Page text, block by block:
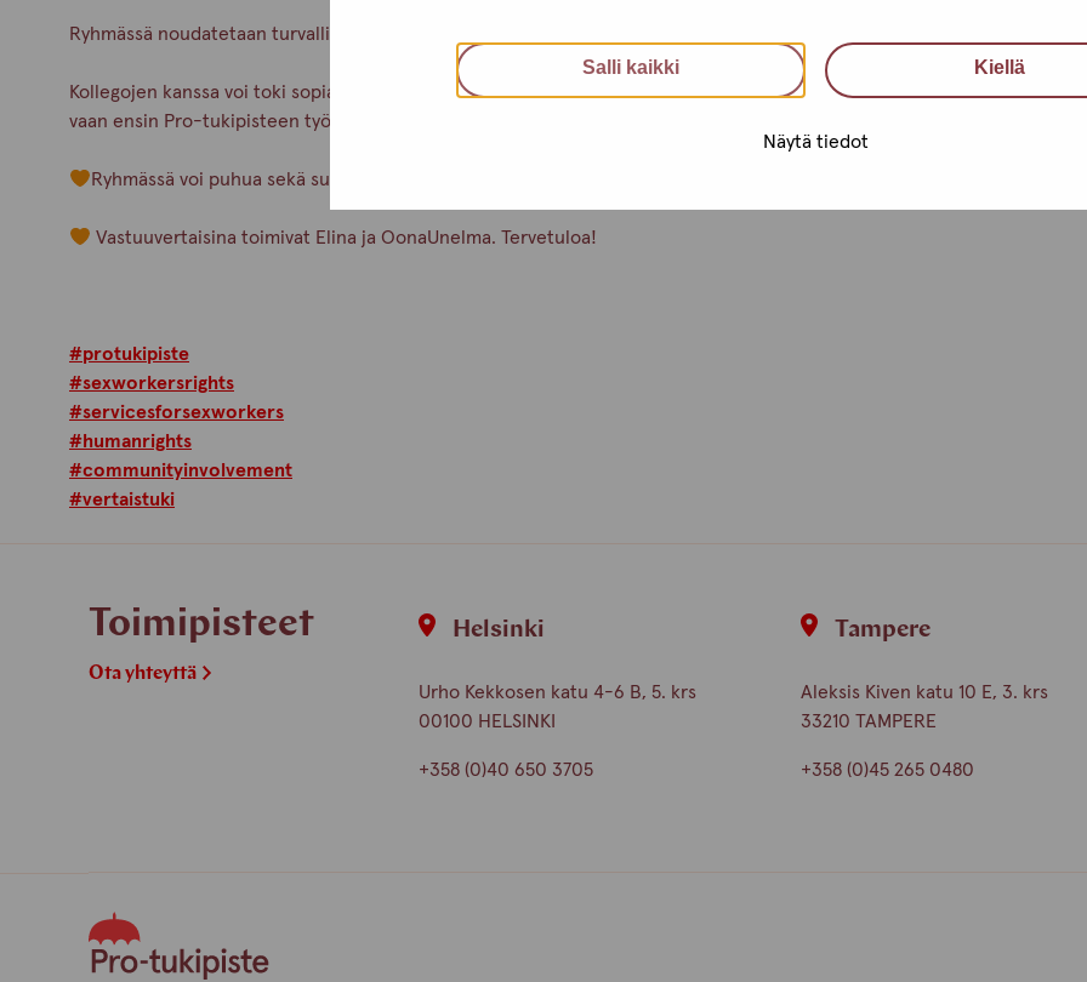
Salli kaikki Kiellä
Näytä tiedot
Ryhmässä noudatetaan turvallisemman tilan periaatteita.
Kollegojen kanssa voi toki sopia tapaamisia toimistollamme muuhunkin aikaan. Sovi siitä
vaan ensin Pro-tukipisteen työntekijöiden kanssa.
Ryhmässä voi puhua sekä suomea että englantia.
Vastuuvertaisina toimivat Elina ja OonaUnelma. Tervetuloa!
#protukipiste
#sexworkersrights
#servicesforsexworkers
#humanrights
#communityinvolvement
#vertaistuki
Toimipisteet
Ota yhteyttä
Helsinki
Urho Kekkosen katu 4-6 B, 5. krs
00100 HELSINKI
+358 (0)40 650 3705
Tampere
Aleksis Kiven katu 10 E, 3. krs
33210 TAMPERE
+358 (0)45 265 0480